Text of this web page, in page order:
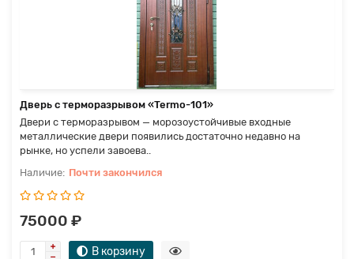
Дверь с терморазрывом «Termo-101»
Двери с терморазрывом — морозоустойчивые входные
металлические двери появились достаточно недавно на
рынке, но успели завоева..
Почти закончился
75000 ₽
В корзину